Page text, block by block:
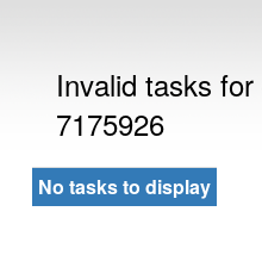
Invalid tasks
7175926
No tasks to display